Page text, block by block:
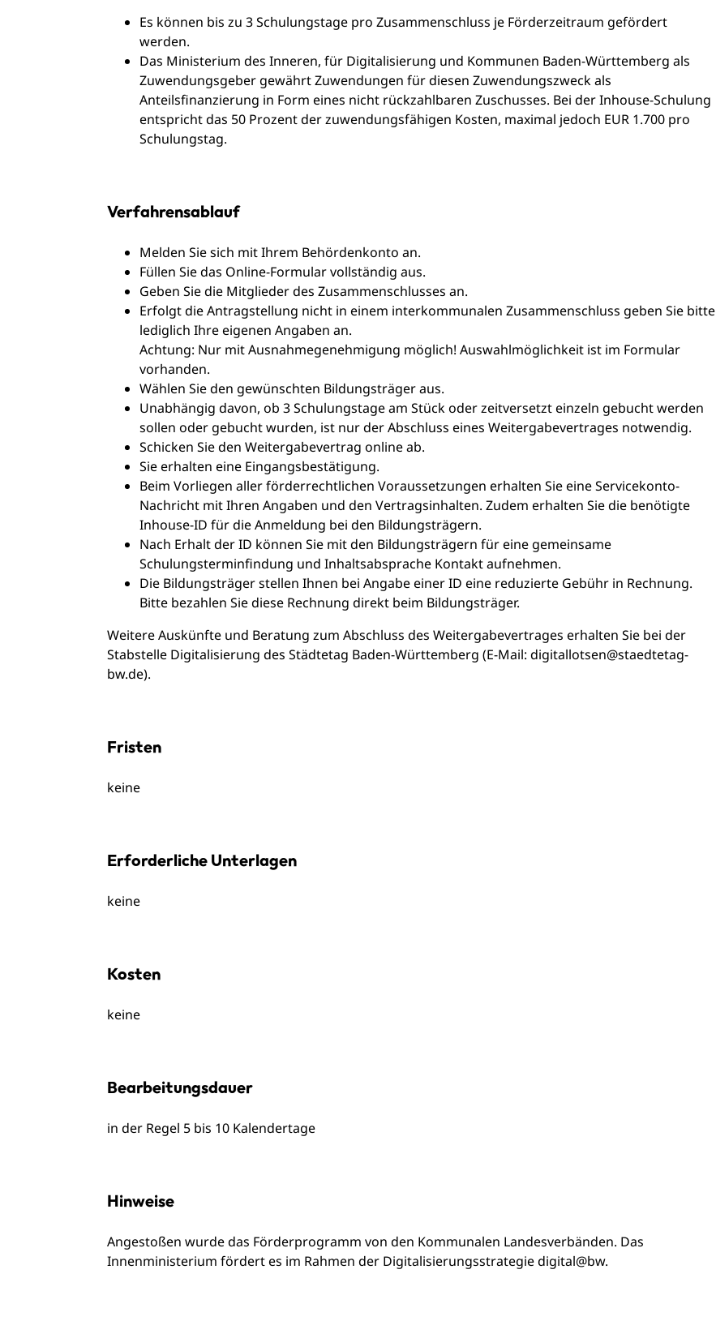
Es können bis zu 3 Schulungstage pro Zusammenschluss je Förderzeitraum gefördert
werden.
Das Ministerium des Inneren, für Digitalisierung und Kommunen Baden-Württemberg als
Zuwendungsgeber gewährt Zuwendungen für diesen Zuwendungszweck als
Anteilsfinanzierung in Form eines nicht rückzahlbaren Zuschusses. Bei der Inhouse-Schulung
entspricht das 50 Prozent der zuwendungsfähigen Kosten, maximal jedoch EUR 1.700 pro
Schulungstag.
Verfahrensablauf
Melden Sie sich mit Ihrem Behördenkonto an.
Füllen Sie das Online-Formular vollständig aus.
Geben Sie die Mitglieder des Zusammenschlusses an.
Erfolgt die Antragstellung nicht in einem interkommunalen Zusammenschluss geben Sie bitte
lediglich Ihre eigenen Angaben an.
Achtung: Nur mit Ausnahmegenehmigung möglich! Auswahlmöglichkeit ist im Formular
vorhanden.
Wählen Sie den gewünschten Bildungsträger aus.
Unabhängig davon, ob 3 Schulungstage am Stück oder zeitversetzt einzeln gebucht werden
sollen oder gebucht wurden, ist nur der Abschluss eines Weitergabevertrages notwendig.
Schicken Sie den Weitergabevertrag online ab.
Sie erhalten eine Eingangsbestätigung.
Beim Vorliegen aller förderrechtlichen Voraussetzungen erhalten Sie eine Servicekonto-
Nachricht mit Ihren Angaben und den Vertragsinhalten. Zudem erhalten Sie die benötigte
Inhouse-ID für die Anmeldung bei den Bildungsträgern.
Nach Erhalt der ID können Sie mit den Bildungsträgern für eine gemeinsame
Schulungsterminfindung und Inhaltsabsprache Kontakt aufnehmen.
Die Bildungsträger stellen Ihnen bei Angabe einer ID eine reduzierte Gebühr in Rechnung.
Bitte bezahlen Sie diese Rechnung direkt beim Bildungsträger.
Weitere Auskünfte und Beratung zum Abschluss des Weitergabevertrages erhalten Sie bei der
Stabstelle Digitalisierung des Städtetag Baden-Württemberg (E-Mail: digitallotsen@staedtetag-
bw.de).
Fristen
keine
Erforderliche Unterlagen
keine
Kosten
keine
Bearbeitungsdauer
in der Regel 5 bis 10 Kalendertage
Hinweise
Angestoßen wurde das Förderprogramm von den Kommunalen Landesverbänden. Das
Innenministerium fördert es im Rahmen der Digitalisierungsstrategie digital@bw.